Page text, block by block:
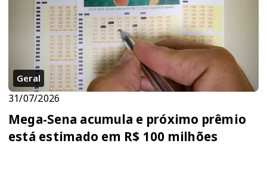
Geral
31/07/2026
Mega-Sena acumula e próximo prêmio
está estimado em R$ 100 milhões